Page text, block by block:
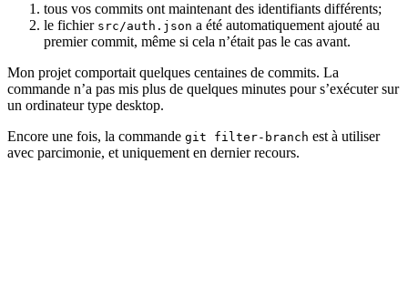
tous vos commits ont maintenant des identifiants différents;
le fichier src/auth.json a été automatiquement ajouté au
premier commit, même si cela n’était pas le cas avant.
Mon projet comportait quelques centaines de commits. La
commande n’a pas mis plus de quelques minutes pour s’exécuter sur
un ordinateur type desktop.
Encore une fois, la commande git filter-branch est à utiliser
avec parcimonie, et uniquement en dernier recours.